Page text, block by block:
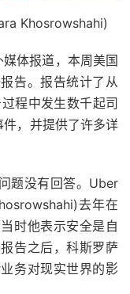
Khosrowshahi)
体报道，本周美国
告。报告统计了从
程中发生数千起司
，并提供了许多详
题没有回答。Uber
去年在
时他表示安全是自
告之后，科斯罗萨
务对现实世界的影